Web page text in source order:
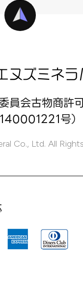
員会古物商許
号）
Co., Ltd. All